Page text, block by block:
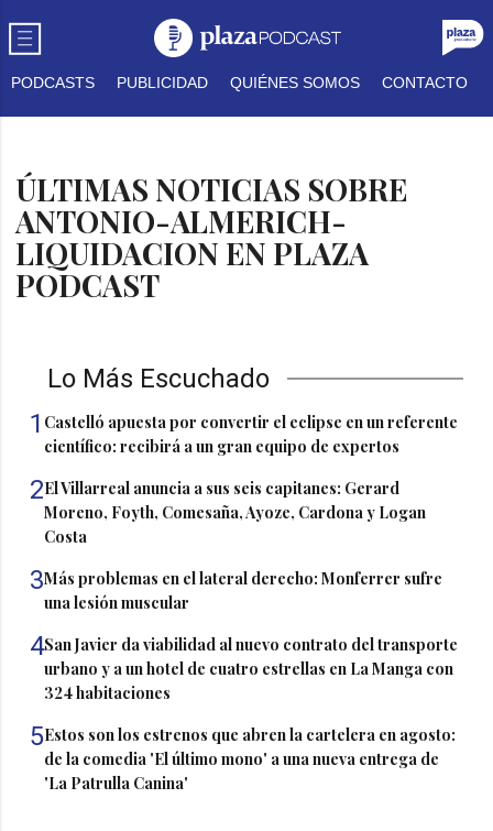
PODCASTS PUBLICIDAD QUIÉNES SOMOS CONTACTO
ÚLTIMAS NOTICIAS SOBRE
ANTONIO-ALMERICH-
LIQUIDACION EN PLAZA
PODCAST
Lo Más Escuchado
1 Castelló apuesta por convertir el eclipse en un referente
científico: recibirá a un gran equipo de expertos
2El Villarreal anuncia a sus seis capitanes: Gerard
Moreno, Foyth, Comesaña, Ayoze, Cardona y Logan
Costa
3Más problemas en el lateral derecho: Monferrer sufre
una lesión muscular
4San Javier da viabilidad al nuevo contrato del transporte
urbano y a un hotel de cuatro estrellas en La Manga con
324 habitaciones
5Estos son los estrenos que abren la cartelera en agosto:
de la comedia 'El último mono' a una nueva entrega de
'La Patrulla Canina'